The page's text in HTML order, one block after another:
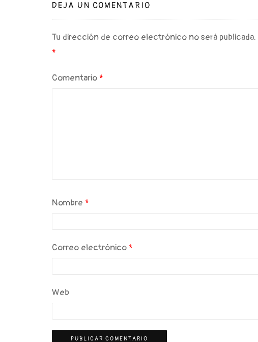
DEJA UN COMENTARIO
Tu dirección de correo electrónico no será publicada.
*
Comentario *
Nombre *
Correo electrónico *
Web